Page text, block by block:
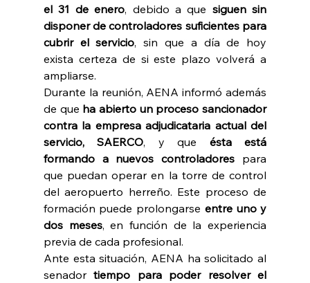
el 31 de enero, debido a que siguen sin
disponer de controladores suficientes para
cubrir el servicio, sin que a día de hoy
exista certeza de si este plazo volverá a
ampliarse.
Durante la reunión, AENA informó además
de que ha abierto un proceso sancionador
contra la empresa adjudicataria actual del
servicio, SAERCO, y que ésta está
formando a nuevos controladores para
que puedan operar en la torre de control
del aeropuerto herreño. Este proceso de
formación puede prolongarse entre uno y
dos meses, en función de la experiencia
previa de cada profesional.
Ante esta situación, AENA ha solicitado al
senador tiempo para poder resolver el